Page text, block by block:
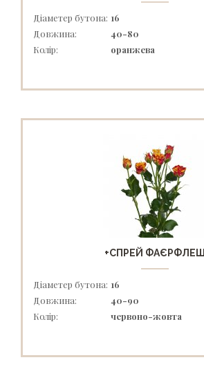
Діаметер бутона: 16
Довжина:
40-80
Колір:
оранжева
+СПРЕЙ ФАЄРФЛЕШ
Діаметер бутона: 16
Довжина:
40-90
Колір:
червоно-жовта